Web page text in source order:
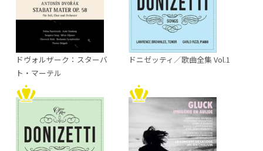
ドヴォルザーク：スターバ
ト・マーテル
ドニゼッティ／歌曲全集 Vol.1